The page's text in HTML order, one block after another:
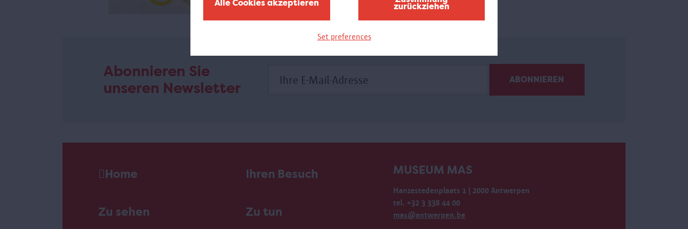
Alle Cookies akzeptieren zurückziehen
Set preferences
Abonnieren Sie
unseren Newsletter
Home Ihren Besuch
Zu sehen Zu tun
MUSEUM MAS
Hanzestedenplaats 1 | 2000 Antwerpen
tel. +32 3 338 44 00
mas@antwerpen.be